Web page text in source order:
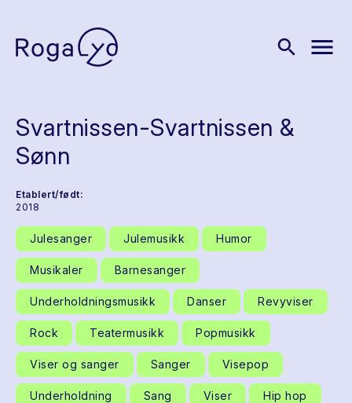
search menu
Svartnissen-Svartnissen &
Sønn
Etablert/født:
2018
Julesanger Julemusikk Humor
Musikaler Barnesanger
Underholdningsmusikk Danser Revyviser
Rock Teatermusikk Popmusikk
Viser og sanger Sanger Visepop
Underholdning Sang Viser Hip hop